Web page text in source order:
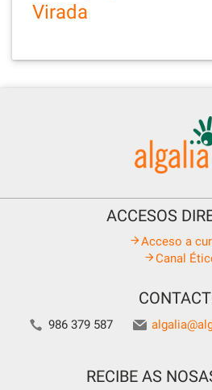
Virada
ACCESOS
Acceso a
Canal
986 379 587
RECIBE AS